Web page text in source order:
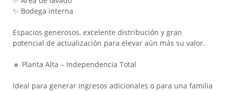
✨ Bodega interna
Espacios generosos, excelente distribución y gran
potencial de actualización para elevar aún más su valor.
🔹 Planta Alta – Independencia Total
Ideal para generar ingresos adicionales o para una familia